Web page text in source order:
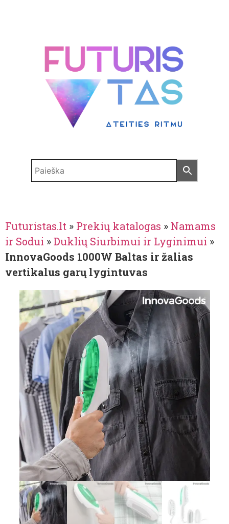
Futuristas.lt » Prekių katalogas » Namams
ir Sodui »Duklių Siurbimui ir Lyginimui »
InnovaGoods 1000W Baltas ir žalias
vertikalus garų lygintuvas